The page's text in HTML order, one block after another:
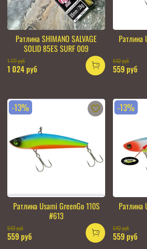
Ратлина SHIMANO SALVAGE
SOLID 85ES SURF 009
1 177 руб
1 024 руб
Ратлина
642 руб
559 руб
-13%
Ратлина Usami GreenGo 110S
#613
642 руб
559 руб
-13%
Ратлина
642 руб
559 руб